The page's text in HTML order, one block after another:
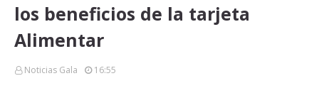
los beneficios de la tarjeta
Alimentar
Noticias Gala 16:55